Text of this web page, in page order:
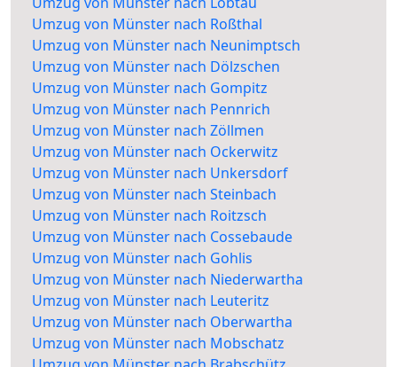
Umzug von Münster nach Roßthal
Umzug von Münster nach Neunimptsch
Umzug von Münster nach Dölzschen
Umzug von Münster nach Gompitz
Umzug von Münster nach Pennrich
Umzug von Münster nach Zöllmen
Umzug von Münster nach Ockerwitz
Umzug von Münster nach Unkersdorf
Umzug von Münster nach Steinbach
Umzug von Münster nach Roitzsch
Umzug von Münster nach Cossebaude
Umzug von Münster nach Gohlis
Umzug von Münster nach Niederwartha
Umzug von Münster nach Leuteritz
Umzug von Münster nach Oberwartha
Umzug von Münster nach Mobschatz